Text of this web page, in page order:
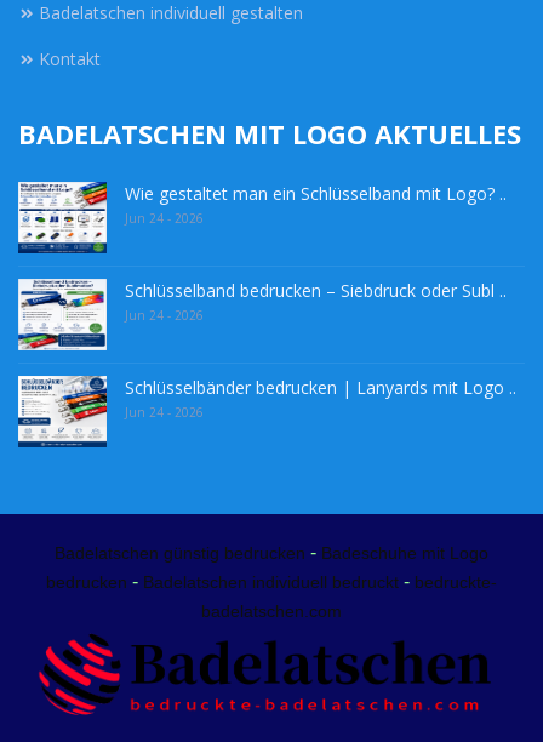
Badelatschen individuell gestalten
Kontakt
BADELATSCHEN MIT LOGO AKTUELLES
Wie gestaltet man ein Schlüsselband mit Logo? ..
Jun 24 - 2026
Schlüsselband bedrucken – Siebdruck oder Subl ..
Jun 24 - 2026
Schlüsselbänder bedrucken | Lanyards mit Logo ..
Jun 24 - 2026
Badelatschen günstig bedrucken - Badeschuhe mit Logo
bedrucken - Badelatschen individuell bedruckt - bedruckte-
badelatschen.com